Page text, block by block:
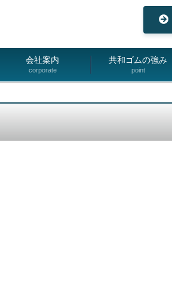
会社案内
corporate
共和ゴムの強み
point